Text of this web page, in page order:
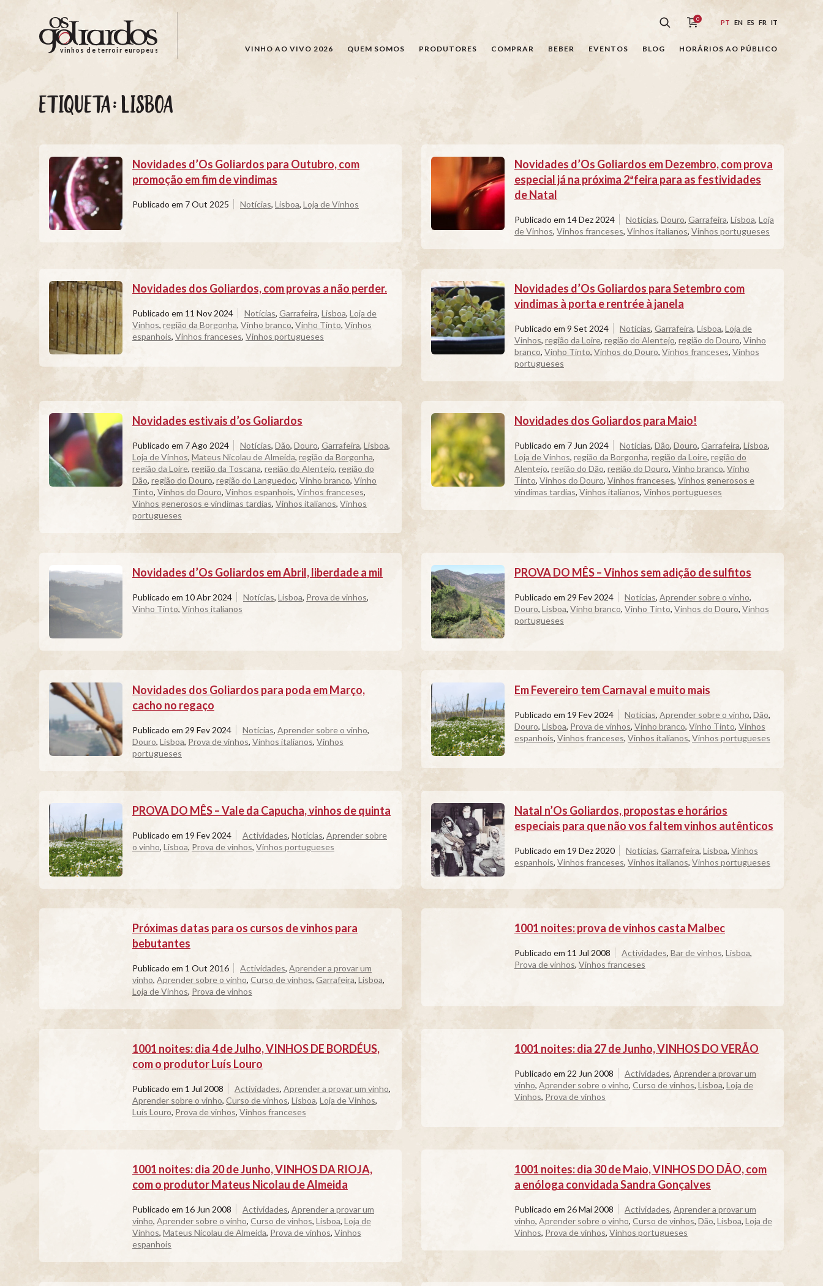
Os
Goliardos
Vinhos
Europeus
vinhos de terroir europeus
0 PT EN ES FR IT
VINHO AO VIVO 2026 QUEM SOMOS PRODUTORES COMPRAR BEBER EVENTOS BLOG HORÁRIOS AO PÚBLICO
ETIQUETA: LISBOA
Novidades d’Os Goliardos para Outubro, com
promoção em fim de vindimas
Publicado em 7 Out 2025 Notícias, Lisboa, Loja de Vinhos
Novidades d’Os Goliardos em Dezembro, com prova
especial já na próxima 2ªfeira para as festividades
de Natal
Publicado em 14 Dez 2024 Notícias, Douro, Garrafeira, Lisboa, Loja
de Vinhos, Vinhos franceses, Vinhos italianos, Vinhos portugueses
Novidades dos Goliardos, com provas a não perder.
Publicado em 11 Nov 2024 Notícias, Garrafeira, Lisboa, Loja de
Vinhos, região da Borgonha, Vinho branco, Vinho Tinto, Vinhos
espanhois, Vinhos franceses, Vinhos portugueses
Novidades d’Os Goliardos para Setembro com
vindimas à porta e rentrée à janela
Publicado em 9 Set 2024 Notícias, Garrafeira, Lisboa, Loja de
Vinhos, região da Loire, região do Alentejo, região do Douro, Vinho
branco, Vinho Tinto, Vinhos do Douro, Vinhos franceses, Vinhos
portugueses
Novidades estivais d’os Goliardos
Publicado em 7 Ago 2024 Notícias, Dão, Douro, Garrafeira, Lisboa,
Loja de Vinhos, Mateus Nicolau de Almeida, região da Borgonha,
região da Loire, região da Toscana, região do Alentejo, região do
Dão, região do Douro, região do Languedoc, Vinho branco, Vinho
Tinto, Vinhos do Douro, Vinhos espanhois, Vinhos franceses,
Vinhos generosos e vindimas tardias, Vinhos italianos, Vinhos
portugueses
Novidades dos Goliardos para Maio!
Publicado em 7 Jun 2024 Notícias, Dão, Douro, Garrafeira, Lisboa,
Loja de Vinhos, região da Borgonha, região da Loire, região do
Alentejo, região do Dão, região do Douro, Vinho branco, Vinho
Tinto, Vinhos do Douro, Vinhos franceses, Vinhos generosos e
vindimas tardias, Vinhos italianos, Vinhos portugueses
Novidades d’Os Goliardos em Abril, liberdade a mil
Publicado em 10 Abr 2024 Notícias, Lisboa, Prova de vinhos,
Vinho Tinto, Vinhos italianos
PROVA DO MÊS – Vinhos sem adição de sulfitos
Publicado em 29 Fev 2024 Notícias, Aprender sobre o vinho,
Douro, Lisboa, Vinho branco, Vinho Tinto, Vinhos do Douro, Vinhos
portugueses
Novidades dos Goliardos para poda em Março,
cacho no regaço
Publicado em 29 Fev 2024 Notícias, Aprender sobre o vinho,
Douro, Lisboa, Prova de vinhos, Vinhos italianos, Vinhos
portugueses
Em Fevereiro tem Carnaval e muito mais
Publicado em 19 Fev 2024 Notícias, Aprender sobre o vinho, Dão,
Douro, Lisboa, Prova de vinhos, Vinho branco, Vinho Tinto, Vinhos
espanhois, Vinhos franceses, Vinhos italianos, Vinhos portugueses
PROVA DO MÊS – Vale da Capucha, vinhos de quinta
Publicado em 19 Fev 2024 Actividades, Notícias, Aprender sobre
o vinho, Lisboa, Prova de vinhos, Vinhos portugueses
Natal n’Os Goliardos, propostas e horários
especiais para que não vos faltem vinhos autênticos
Publicado em 19 Dez 2020 Notícias, Garrafeira, Lisboa, Vinhos
espanhois, Vinhos franceses, Vinhos italianos, Vinhos portugueses
Próximas datas para os cursos de vinhos para
bebutantes
Publicado em 1 Out 2016 Actividades, Aprender a provar um
vinho, Aprender sobre o vinho, Curso de vinhos, Garrafeira, Lisboa,
Loja de Vinhos, Prova de vinhos
1001 noites: prova de vinhos casta Malbec
Publicado em 11 Jul 2008 Actividades, Bar de vinhos, Lisboa,
Prova de vinhos, Vinhos franceses
1001 noites: dia 4 de Julho, VINHOS DE BORDÉUS,
com o produtor Luís Louro
Publicado em 1 Jul 2008 Actividades, Aprender a provar um vinho,
Aprender sobre o vinho, Curso de vinhos, Lisboa, Loja de Vinhos,
Luís Louro, Prova de vinhos, Vinhos franceses
1001 noites: dia 27 de Junho, VINHOS DO VERÃO
Publicado em 22 Jun 2008 Actividades, Aprender a provar um
vinho, Aprender sobre o vinho, Curso de vinhos, Lisboa, Loja de
Vinhos, Prova de vinhos
1001 noites: dia 20 de Junho, VINHOS DA RIOJA,
com o produtor Mateus Nicolau de Almeida
Publicado em 16 Jun 2008 Actividades, Aprender a provar um
vinho, Aprender sobre o vinho, Curso de vinhos, Lisboa, Loja de
Vinhos, Mateus Nicolau de Almeida, Prova de vinhos, Vinhos
espanhois
1001 noites: dia 30 de Maio, VINHOS DO DÃO, com
a enóloga convidada Sandra Gonçalves
Publicado em 26 Mai 2008 Actividades, Aprender a provar um
vinho, Aprender sobre o vinho, Curso de vinhos, Dão, Lisboa, Loja de
Vinhos, Prova de vinhos, Vinhos portugueses